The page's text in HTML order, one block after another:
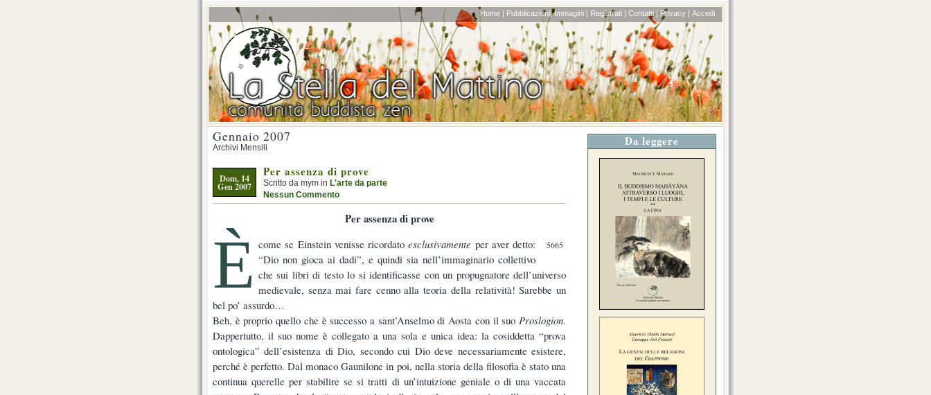
Home | Pubblicazioni| Immagini | Registrati | Contatti | Privacy | Accedi
Gennaio 2007
Archivi Mensili
Dom, 14
Gen 2007
Per assenza di prove
Scritto da mym in L'arte da parte
Nessun Commento
Per assenza di prove
5665
È come se Einstein venisse ricordatoesclusivamente per aver detto:
“Dio non gioca ai dadi”, e quindi sia nell’immaginario collettivo
che sui libri di testo lo si identificasse con un propugnatore dell’universo
medievale, senza mai fare cenno alla teoria della relatività! Sarebbe un
bel po’ assurdo…
Beh, è proprio quello che è successo a sant’Anselmo di Aosta con il suo Proslogion.
Dappertutto, il suo nome è collegato a una sola e unica idea: la cosiddetta “prova
ontologica” dell’esistenza di Dio, secondo cui Dio deve necessariamente esistere,
perché è perfetto. Dal monaco Gaunilone in poi, nella storia della filosofia è stato una
continua querelle per stabilire se si tratti di un’intuizione geniale o di una vaccata
Da leggere